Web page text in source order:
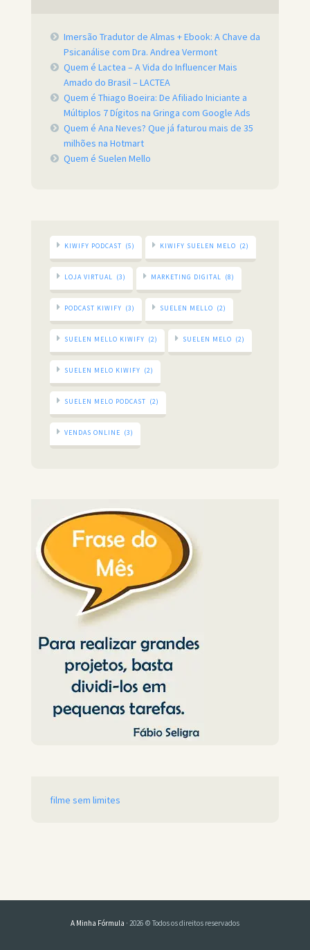
Imersão Tradutor de Almas + Ebook: A Chave da
Psicanálise com Dra. Andrea Vermont
Quem é Lactea – A Vida do Influencer Mais
Amado do Brasil – LACTEA
Quem é Thiago Boeira: De Afiliado Iniciante a
Múltiplos 7 Dígitos na Gringa com Google Ads
Quem é Ana Neves? Que já faturou mais de 35
milhões na Hotmart
Quem é Suelen Mello
KIWIFY PODCAST (5) KIWIFY SUELEN MELO (2)
LOJA VIRTUAL (3) MARKETING DIGITAL (8)
PODCAST KIWIFY (3) SUELEN MELLO (2)
SUELEN MELLO KIWIFY (2) SUELEN MELO (2)
SUELEN MELO KIWIFY (2)
SUELEN MELO PODCAST (2)
VENDAS ONLINE (3)
filme sem limites
A Minha Fórmula · 2026 © Todos os direitos reservados